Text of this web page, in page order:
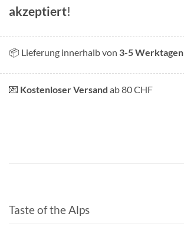
akzeptiert!
📦 Lieferung innerhalb von 3-5 Werktagen
💌 Kostenloser Versand ab 80 CHF
Taste of the Alps